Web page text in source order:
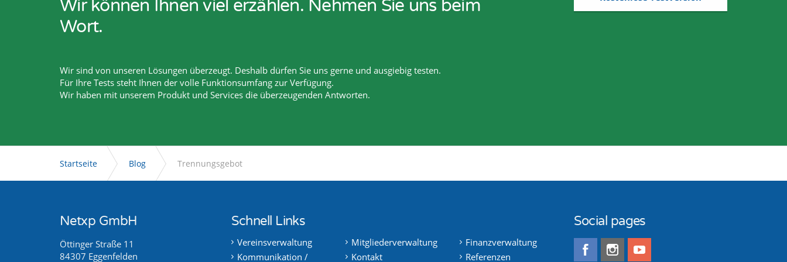
Wir können Ihnen viel erzählen. Nehmen Sie uns beim
Wort.
Wir sind von unseren Lösungen überzeugt. Deshalb dürfen Sie uns gerne und ausgiebig testen.
Für Ihre Tests steht Ihnen der volle Funktionsumfang zur Verfügung.
Wir haben mit unserem Produkt und Services die überzeugenden Antworten.
Startseite Blog Trennungsgebot
Netxp GmbH
Öttinger Straße 11
84307 Eggenfelden
Schnell Links
Vereinsverwaltung Mitgliederverwaltung
Finanzverwaltung
Kommunikation /
Kontakt Referenzen
Social pages